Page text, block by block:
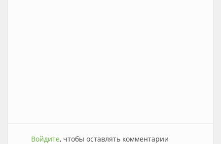
Войдите, чтобы оставлять комментарии